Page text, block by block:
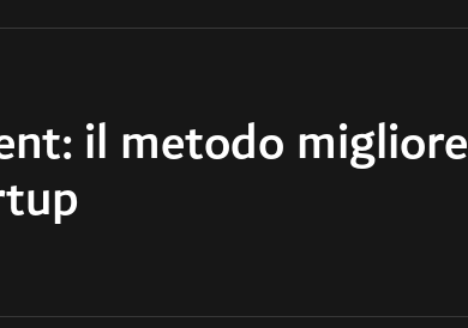
il metodo migliore